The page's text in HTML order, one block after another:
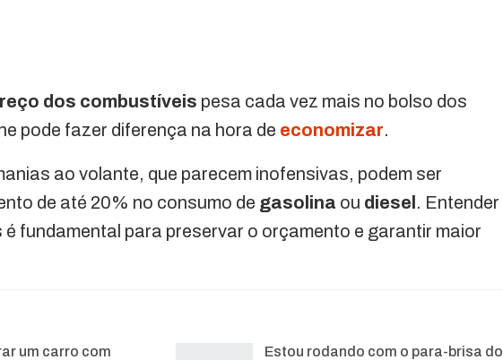
dos combustíveis pesa cada vez mais no bolso dos
pode fazer diferença na hora de economizar.
ao volante, que parecem inofensivas, podem ser
de até 20% no consumo de gasolina ou diesel. Entender
fundamental para preservar o orçamento e garantir maior
um carro com
Estou rodando com o para-brisa do